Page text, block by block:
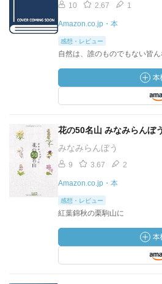
10 2.67 1
Amazon.co.jp・本
感想・レビュー
自然は、誰のものでもない皆
花の50名山 みなみらんぼ
みなみらんぼう
9 3.67 2
Amazon.co.jp・本
感想・レビュー
紅葉錦秋の栗駒山に